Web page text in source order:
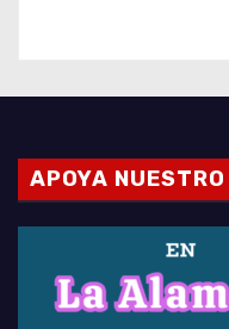
APOYA